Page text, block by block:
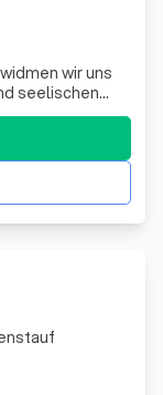
wir uns
seelischen
Heilpraktiker für
führen
individuell auf